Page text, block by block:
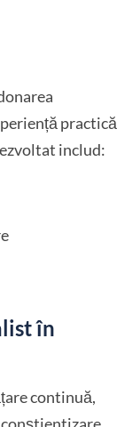
practică
includ:
în
continuă,